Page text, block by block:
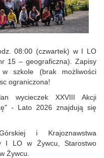
08:00 (czwartek) w I LO
15 – geograficzna). Zapisy
szkole (brak możliwości
ograniczona!
wycieczek XXVIII Akcji
- Lato 2026 znajdują się
i Krajoznawstwa
I LO w Żywcu, Starostwo
Żywcu.